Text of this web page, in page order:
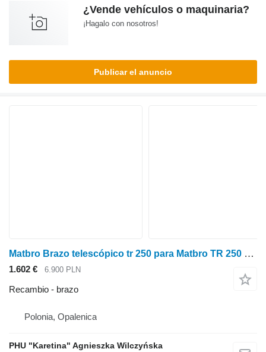
¿Vende vehículos o maquinaria?
¡Hagalo con nosotros!
Publicar el anuncio
Matbro Brazo telescópico tr 250 para Matbro TR 250 cargadora agrícola
1.602 € 6.900 PLN
Recambio - brazo
Polonia, Opalenica
PHU "Karetina" Agnieszka Wilczyńska